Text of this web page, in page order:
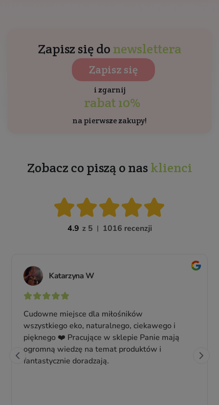
Zapisz się do newslettera
Zapisz się
i zgarnij
rabat 10%
na pierwsze zakupy!
Zobacz co piszą o nas klienci